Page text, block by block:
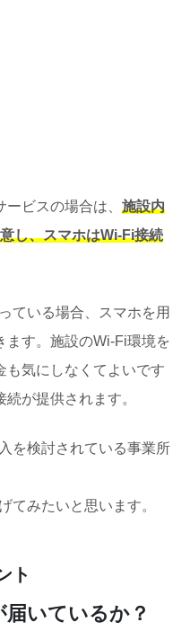
ビスの場合は、 施設内
し、スマホはWi-Fi接続
ている場合、スマホを用
ます。施設のWi-Fi環境を
も気にしなくてよいです
が提供されます。
を検討されている事業所
てみたいと思います。
ト
いているか？